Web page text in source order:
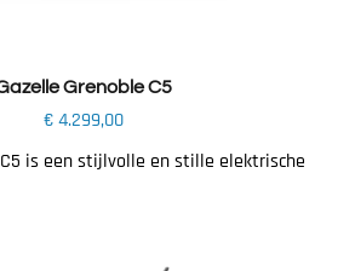
Grenoble C5
€4.299,00
is een stijlvolle en stille elektrische